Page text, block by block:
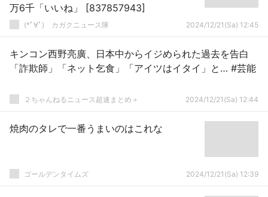
万6千「いいね」 [837857943]
(*ﾟ∀ﾟ)ゞカガクニュース隊 2024/12/21(Sa) 12:45
キンコン西野亮廣、日本中からイジめられた過去を告白
「詐欺師」「ネット乞食」「アイツはイタイ」と… #芸能
２ちゃんねるニュース超速まとめ＋ 2024/12/21(Sa) 12:44
焼肉のタレで一番うまいのはこれな
ゴールデンタイムズ 2024/12/21(Sa) 12:39